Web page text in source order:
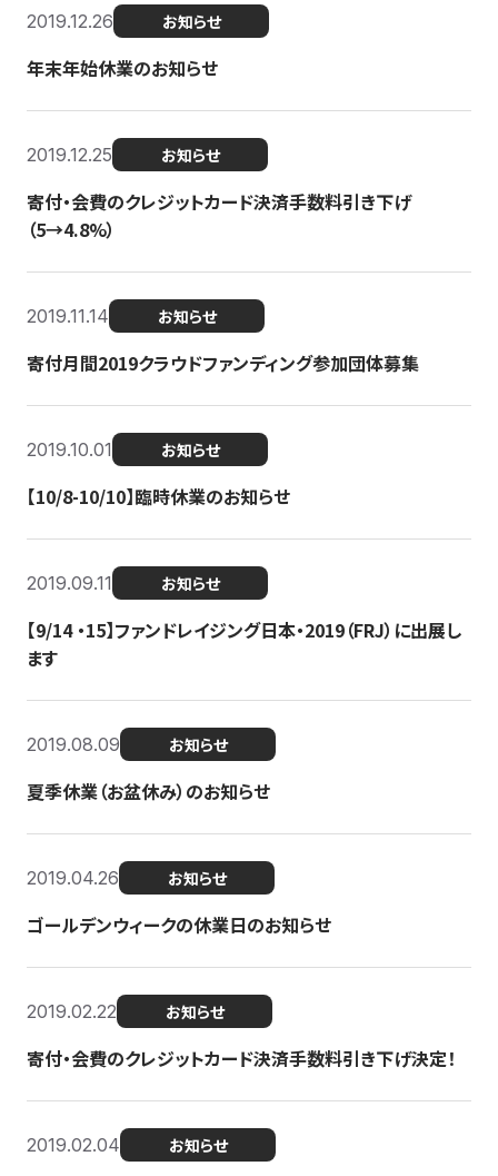
2019.12.26 お知らせ
年末年始休業のお知らせ
2019.12.25 お知らせ
寄付・会費のクレジットカード決済手数料引き下げ
（5→4.8%）
2019.11.14 お知らせ
寄付月間2019クラウドファンディング参加団体募集
2019.10.01 お知らせ
【10/8-10/10】臨時休業のお知らせ
2019.09.11 お知らせ
【9/14 ・15】ファンドレイジング日本・2019（FRJ）に出展し
ます
2019.08.09 お知らせ
夏季休業（お盆休み）のお知らせ
2019.04.26 お知らせ
ゴールデンウィークの休業日のお知らせ
2019.02.22 お知らせ
寄付・会費のクレジットカード決済手数料引き下げ決定！
2019.02.04 お知らせ